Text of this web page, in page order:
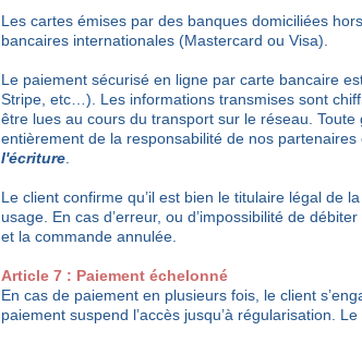
Les cartes émises par des banques domiciliées
bancaires internationales (Mastercard ou Visa).
Le paiement sécurisé en ligne par carte bancaire
Stripe, etc…). Les informations transmises sont
être lues au cours du transport sur le réseau.
entièrement de la responsabilité de nos
l'écriture
Le client confirme qu’il est bien le titulaire légal de
usage. En cas d’erreur, ou d’impossibilité de
et la commande annulée.
Article 7 : Paiement échelonné
En cas de paiement en plusieurs fois, le client
paiement suspend l’accès jusqu’à régularisation.